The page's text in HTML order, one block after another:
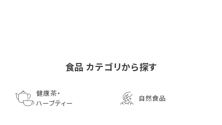
ールド）140ｇ 調味料 粒
マスタード
鰹節 食べる削り節
70g× 10袋セット おつま
75g（50袋）
1,296
食品 カテゴリから探す
健康茶・
ハーブティー
自然食品